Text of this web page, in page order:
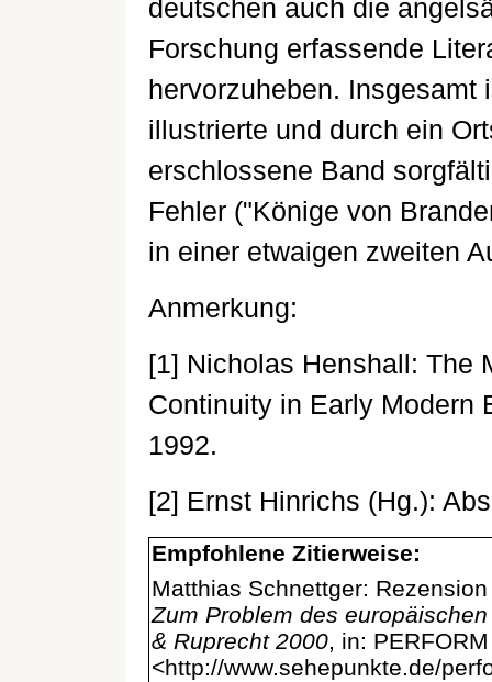
deutschen auch die
Forschung erfassende
hervorzuheben. Insgesamt
illustrierte und durch ein
erschlossene Band
Fehler ("Könige von
in einer etwaigen zweiten
Anmerkung:
[1] Nicholas Henshall: The
Continuity in Early Modern
1992.
[2] Ernst Hinrichs (Hg.):
Empfohlene Zitierweise:
Matthias Schnettger:
Zum Problem des
& Ruprecht 2000, in:
<http://www.sehepunkte.de/